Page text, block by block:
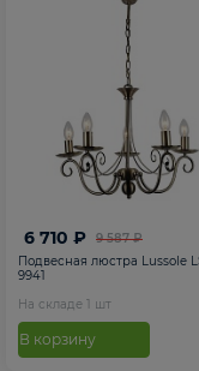
9 587 ₽
6 710 ₽
Подвесная люстра Lussole
9941
На складе 1 шт
В корзину